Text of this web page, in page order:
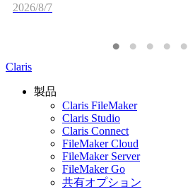
2026/8/7
Claris
製品
Claris FileMaker
Claris Studio
Claris Connect
FileMaker Cloud
FileMaker Server
FileMaker Go
共有オプション